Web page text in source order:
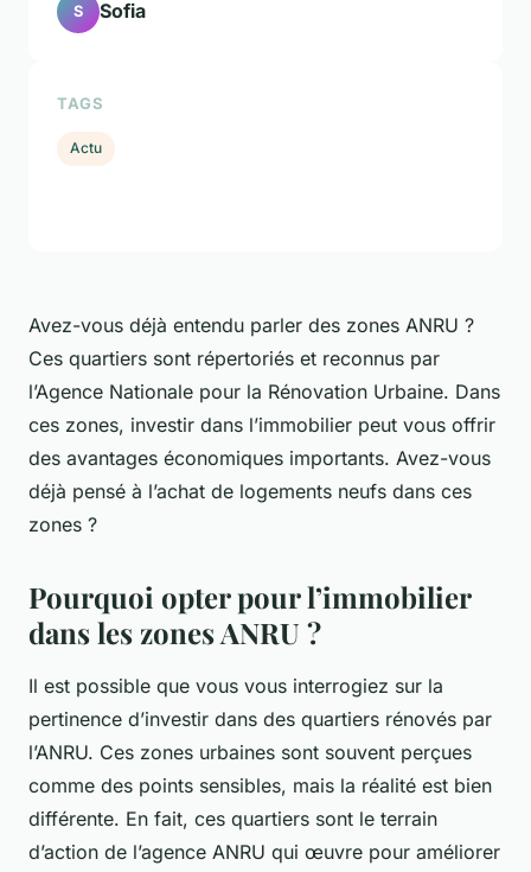
Avez-vous déjà entendu parler des zones ANRU ?
Ces quartiers sont répertoriés et reconnus par
l’Agence Nationale pour la Rénovation Urbaine. Dans
ces zones, investir dans l’immobilier peut vous offrir
des avantages économiques importants. Avez-vous
déjà pensé à l’achat de logements neufs dans ces
zones ?
Pourquoi opter pour l’immobilier
dans les zones ANRU ?
Il est possible que vous vous interrogiez sur la
pertinence d’investir dans des quartiers rénovés par
l’ANRU. Ces zones urbaines sont souvent perçues
comme des points sensibles, mais la réalité est bien
différente. En fait, ces quartiers sont le terrain
d’action de l’agence ANRU qui œuvre pour améliorer
S Sofia
TAGS
Actu